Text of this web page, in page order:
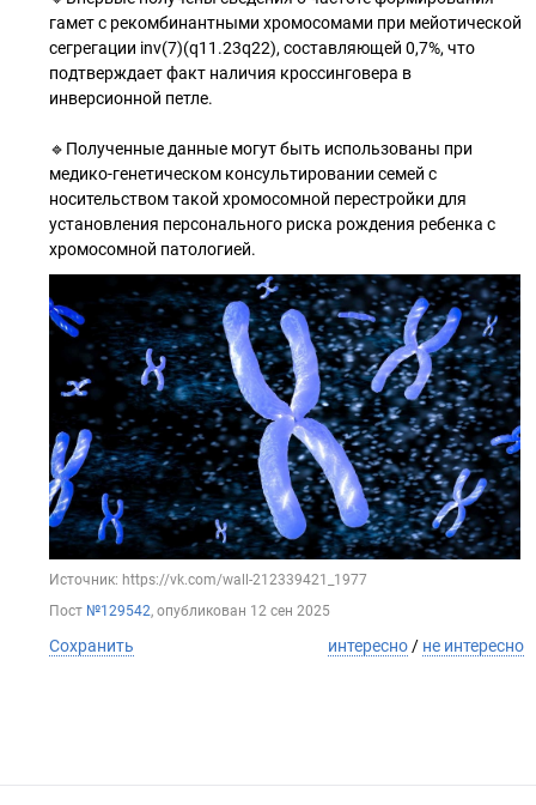
гамет с рекомбинантными хромосомами при мейотической
сегрегации inv(7)(q11.23q22), составляющей 0,7%, что
подтверждает факт наличия кроссинговера в
инверсионной петле.
🔹Полученные данные могут быть использованы при
медико-генетическом консультировании семей с
носительством такой хромосомной перестройки для
установления персонального риска рождения ребенка с
хромосомной патологией.
Источник: https://vk.com/wall-212339421_1977
Пост №129542, опубликован 12 сен 2025
Сохранить интересно/ не интересно